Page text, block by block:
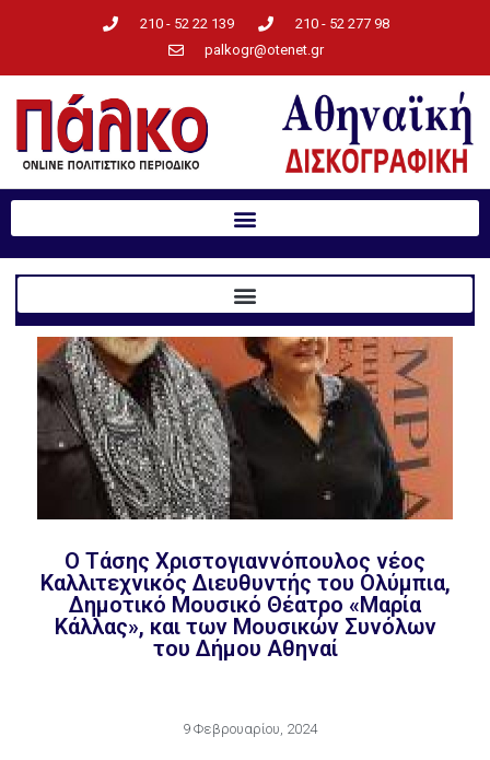
210 - 52 22 139
210 - 52 277 98
palkogr@otenet.gr
Ο Τάσης Χριστογιαννόπουλος νέος
Καλλιτεχνικός Διευθυντής του Ολύμπια,
Δημοτικό Μουσικό Θέατρο «Μαρία
Κάλλας», και των Μουσικών Συνόλων
του Δήμου Αθηναί
9 Φεβρουαρίου, 2024